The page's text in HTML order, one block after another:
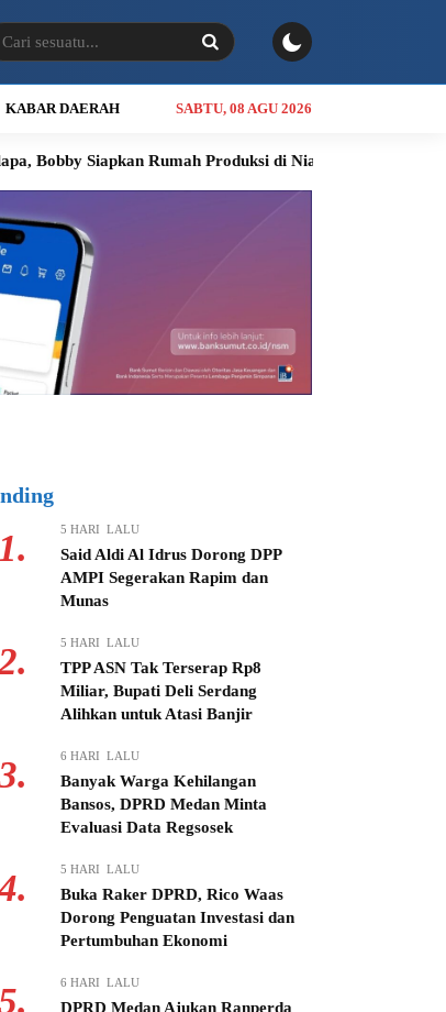
KABAR DAERAH SABTU, 08 AGU 2026
Rumah Produksi di Nias Utara INALUM Siapkan
5 HARI LALU
Said Aldi Al Idrus Dorong DPP
AMPI Segerakan Rapim dan
Munas
5 HARI LALU
TPP ASN Tak Terserap Rp8
Miliar, Bupati Deli Serdang
Alihkan untuk Atasi Banjir
6 HARI LALU
Banyak Warga Kehilangan
Bansos, DPRD Medan Minta
Evaluasi Data Regsosek
5 HARI LALU
Buka Raker DPRD, Rico Waas
Dorong Penguatan Investasi dan
Pertumbuhan Ekonomi
6 HARI LALU
DPRD Medan Ajukan Ranperda